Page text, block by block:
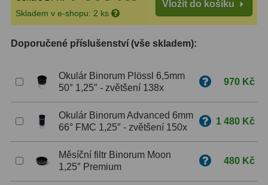
ZOOM12
ED a Flat Field12
Měřící, s mřížkou 6
Doplňky
Měsíční a Polarizační23
Skladem v e-shopu: 2 ks
Vložit do košíku
Doporučené příslušenství (vše skladem):
Okulár Binorum Plössl 6,5mm
50° 1,25″ - zvětšení 138x
970 Kč
Okulár Binorum Advanced 6mm
66° FMC 1,25″ - zvětšení 150x
1 480 Kč
Měsíční filtr Binorum Moon
1,25″ Premium
480 Kč